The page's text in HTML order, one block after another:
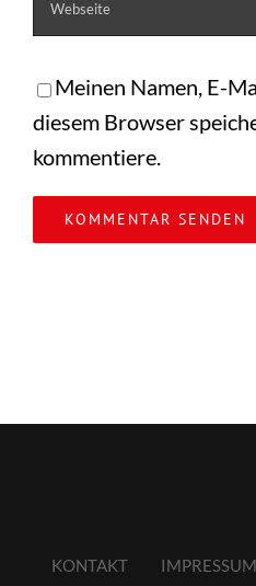
Meinen Namen, E-
diesem Browser
kommentiere.
KONTAKT IMPRESSUM